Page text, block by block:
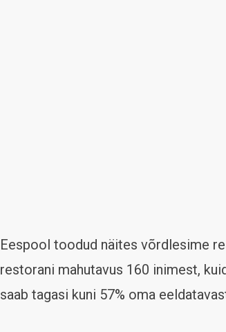
Eespool toodud näites võrdlesime
restorani mahutavus 160 inimest,
saab tagasi kuni 57% oma